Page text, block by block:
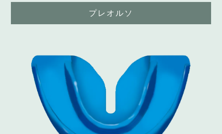
プレオルソ